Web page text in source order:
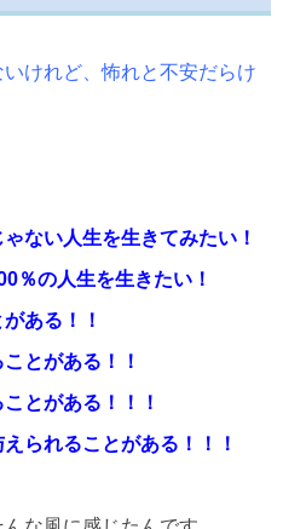
けれど、怖れと不安だらけ
ない人生を生きてみたい！
％の人生を生きたい！
ある！！
とがある！！
とがある！！！
られることがある！！！